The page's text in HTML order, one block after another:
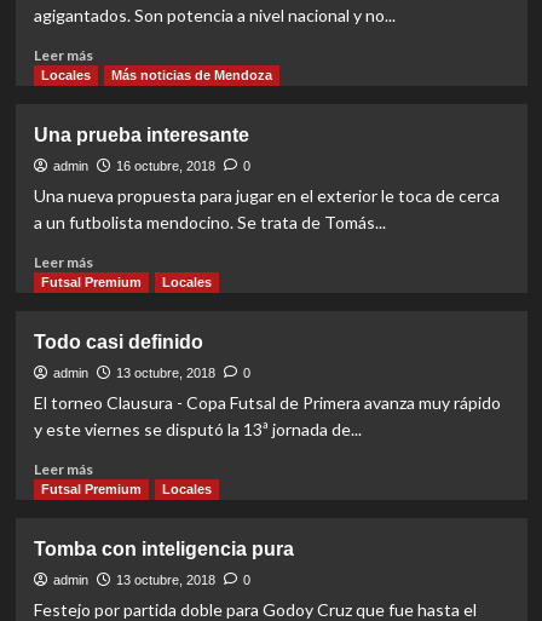
agigantados. Son potencia a nivel nacional y no...
Leer másRead
more
a
las
campeonas
Locales Más noticias de Mendoza
Una prueba interesante
admin 16 octubre, 2018 0
Una nueva propuesta para jugar en el exterior le toca de cerca
a un futbolista mendocino. Se trata de Tomás...
Leer másRead
more
prueba
interesante
Futsal Premium Locales
Todo casi definido
admin 13 octubre, 2018 0
El torneo Clausura - Copa Futsal de Primera avanza muy rápido
y este viernes se disputó la 13ª jornada de...
Leer másRead
more
casi
definido
Futsal Premium Locales
Tomba con inteligencia pura
admin 13 octubre, 2018 0
Festejo por partida doble para Godoy Cruz que fue hasta el